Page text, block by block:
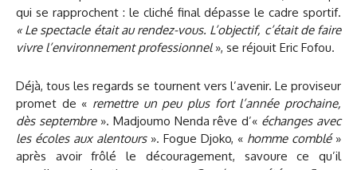
qui se rapprochent : le cliché final dépasse le cadre sportif.
« Le spectacle était au rendez-vous. L’objectif, c’était de faire
vivre l’environnement professionnel», se réjouit Eric Fofou.
Déjà, tous les regards se tournent vers l’avenir. Le proviseur
promet de « remettre un peu plus fort l’année prochaine,
dès septembre». Madjoumo Nenda rêve d’« échanges avec
les écoles aux alentours». Fogue Djoko, « homme comblé»
après avoir frôlé le découragement, savoure ce qu’il